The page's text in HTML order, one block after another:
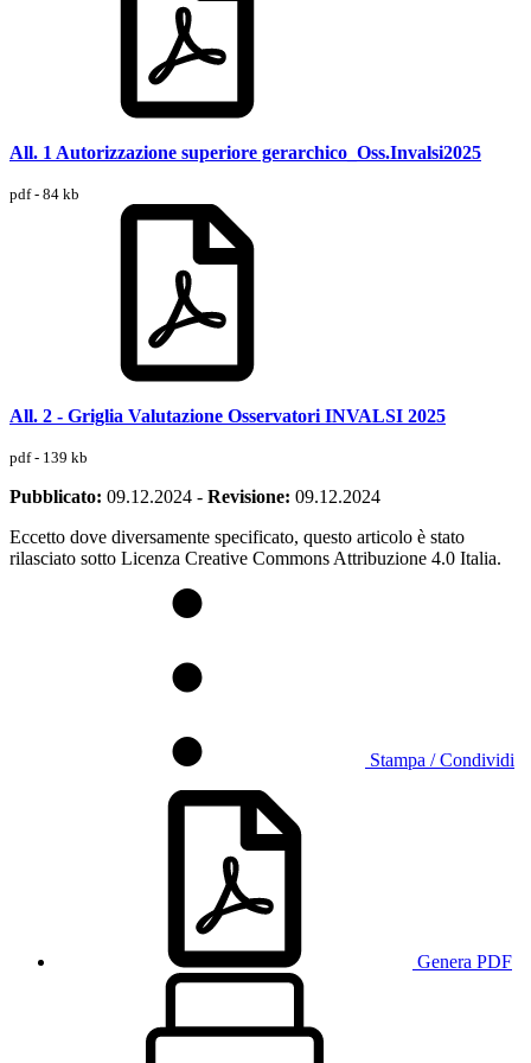
All. 1 Autorizzazione superiore gerarchico_Oss.Invalsi2025
pdf - 84 kb
All. 2 - Griglia Valutazione Osservatori INVALSI 2025
pdf - 139 kb
Pubblicato: 09.12.2024 - Revisione: 09.12.2024
Eccetto dove diversamente specificato, questo articolo è stato
rilasciato sotto Licenza Creative Commons Attribuzione 4.0 Italia.
Stampa / Condividi
Genera PDF